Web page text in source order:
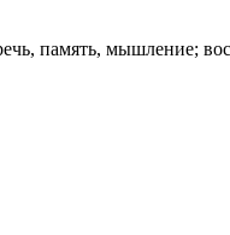
память, мышление;